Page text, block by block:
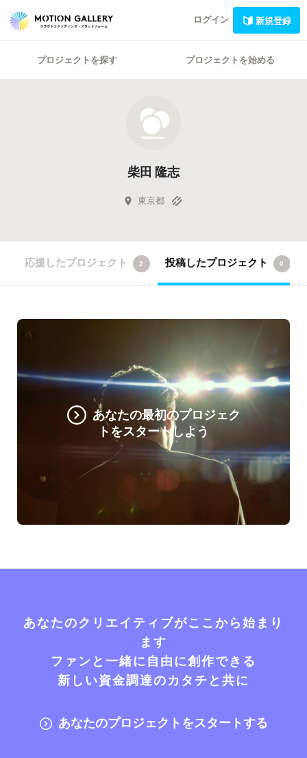
ログイン 新規登録
プロジェクトを探す プロジェクトを始める
柴田 隆志
東京都
応援したプロジェクト 2 投稿したプロジェクト 0
あなたの最初のプロジェク
トをスタートしよう
あなたのクリエイティブがここから始まり
ます
ファンと一緒に自由に創作できる
新しい資金調達のカタチと共に
あなたのプロジェクトをスタートする